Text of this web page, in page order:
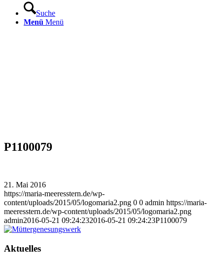
Suche
Menü Menü
P1100079
21. Mai 2016
https://maria-meeresstern.de/wp-
content/uploads/2015/05/logomaria2.png 0 0 admin https://maria-
meeresstern.de/wp-content/uploads/2015/05/logomaria2.png
admin2016-05-21 09:24:232016-05-21 09:24:23P1100079
Aktuelles